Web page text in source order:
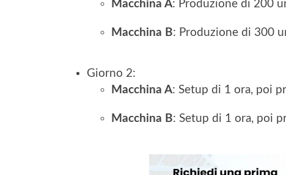
Macchina A: Produzione di 200
Macchina B: Produzione di 300
Giorno 2:
Macchina A: Setup di 1 ora, poi
Macchina B: Setup di 1 ora, poi